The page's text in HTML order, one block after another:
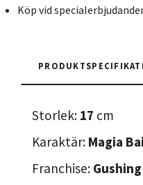
Köp vid
Storlek: 17 cm
Karaktär: Magia
Franchise: